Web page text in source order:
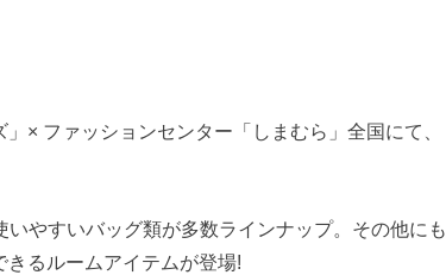
× ファッションセンター「しまむら」全国にて、
いやすいバッグ類が多数ラインナップ。その他にも
るルームアイテムが登場!